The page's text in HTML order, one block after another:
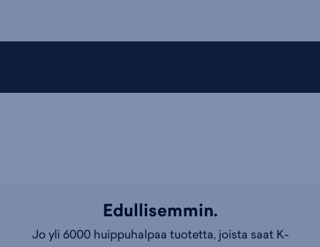
Edullisemmin.
Jo yli 6000 huippuhalpaa tuotetta, joista saat K-